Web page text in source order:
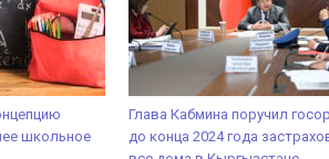
школьное
Глава Кабмина поручил
до конца 2024 года